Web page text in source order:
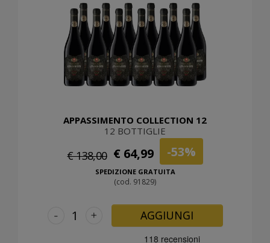
APPASSIMENTO COLLECTION 12
12 BOTTIGLIE
€ 138,00 € 64,99 -53%
SPEDIZIONE GRATUITA
(cod. 91829)
+
- AGGIUNGI